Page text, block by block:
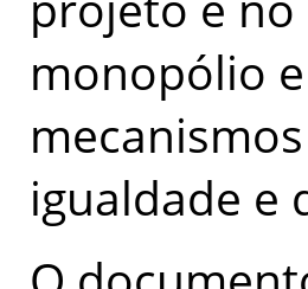
monopólio
igualdade e